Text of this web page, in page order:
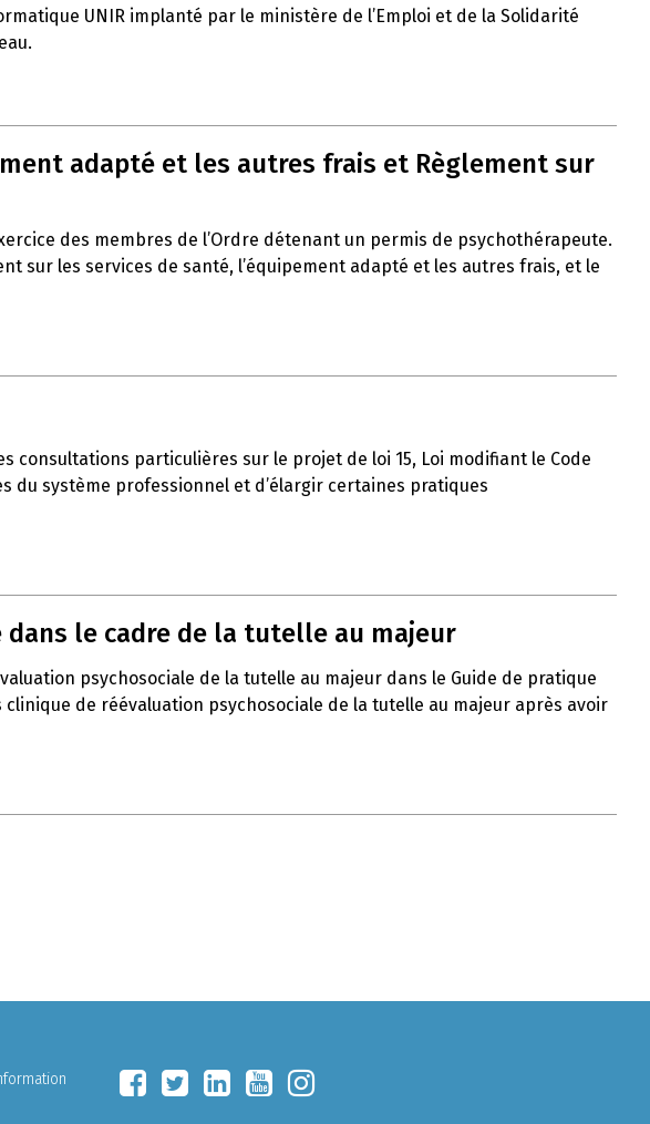
UNIR implanté par le ministère de l’Emploi et de la Solidarité
adapté et les autres frais et Règlement sur
des membres de l’Ordre détenant un permis de psychothérapeute.
sur les services de santé, l’équipement adapté et les autres frais, et le
consultations particulières sur le projet de loi 15, Loi modifiant le Code
du système professionnel et d’élargir certaines pratiques
dans le cadre de la tutelle au majeur
psychosociale de la tutelle au majeur dans le Guide de pratique
de réévaluation psychosociale de la tutelle au majeur après avoir